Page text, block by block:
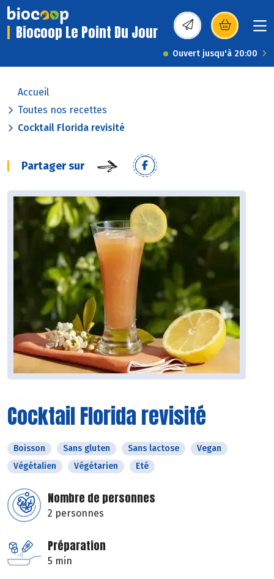
Biocoop Le Point Du Jour (s’ouvre dans une
Ouvert jusqu'à 20:00
Accueil
Toutes nos recettes
Cocktail Florida revisité
Partager sur
Cocktail Florida revisité
Boisson Sans gluten Sans lactose
Vegan
Végétalien
Végétarien Eté
Nombre de personnes
2 personnes
Préparation
5 min